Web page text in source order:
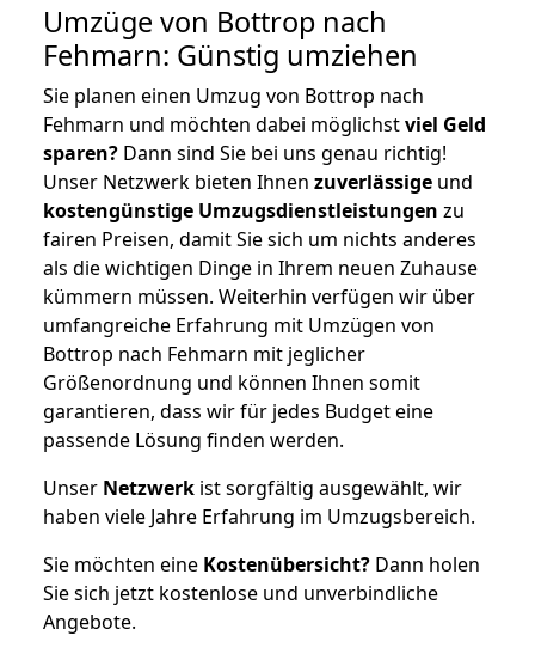
Umzüge von Bottrop nach
Fehmarn: Günstig umziehen
Sie planen einen Umzug von Bottrop nach
Fehmarn und möchten dabei möglichstviel Geld
sparen? Dann sind Sie bei uns genau richtig!
Unser Netzwerk bieten Ihnen zuverlässige und
kostengünstige Umzugsdienstleistungen zu
fairen Preisen, damit Sie sich um nichts anderes
als die wichtigen Dinge in Ihrem neuen Zuhause
kümmern müssen. Weiterhin verfügen wir über
umfangreiche Erfahrung mit Umzügen von
Bottrop nach Fehmarn mit jeglicher
Größenordnung und können Ihnen somit
garantieren, dass wir für jedes Budget eine
passende Lösung finden werden.
Unser Netzwerk ist sorgfältig ausgewählt, wir
haben viele Jahre Erfahrung im Umzugsbereich.
Sie möchten eine Kostenübersicht? Dann holen
Sie sich jetzt kostenlose und unverbindliche
Angebote.